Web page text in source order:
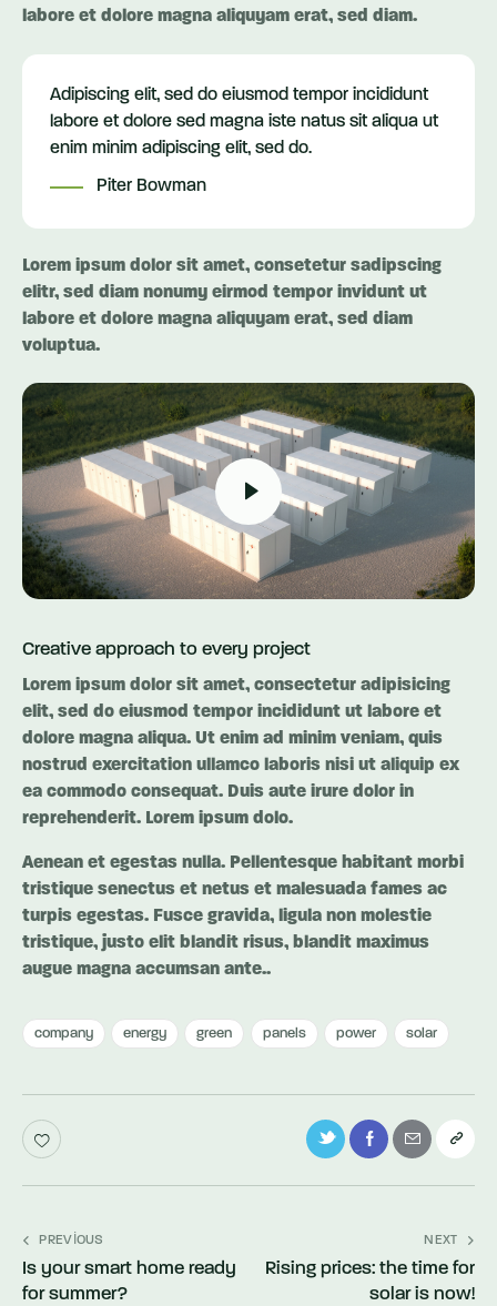
labore et dolore magna aliquyam erat, sed diam.
Adipiscing elit, sed do eiusmod tempor incididunt
labore et dolore sed magna iste natus sit aliqua ut
enim minim adipiscing elit, sed do.
Piter Bowman
Lorem ipsum dolor sit amet, consetetur sadipscing
elitr, sed diam nonumy eirmod tempor invidunt ut
labore et dolore magna aliquyam erat, sed diam
voluptua.
Creative approach to every project
Lorem ipsum dolor sit amet, consectetur adipisicing
elit, sed do eiusmod tempor incididunt ut labore et
dolore magna aliqua. Ut enim ad minim veniam, quis
nostrud exercitation ullamco laboris nisi ut aliquip ex
ea commodo consequat. Duis aute irure dolor in
reprehenderit. Lorem ipsum dolo.
Aenean et egestas nulla. Pellentesque habitant morbi
tristique senectus et netus et malesuada fames ac
turpis egestas. Fusce gravida, ligula non molestie
tristique, justo elit blandit risus, blandit maximus
augue magna accumsan ante..
company energy green panels power solar
Yazı
dolaşımı
PREVIOUS
Is your smart home ready
for summer?
NEXT
Rising prices: the time for
solar is now!